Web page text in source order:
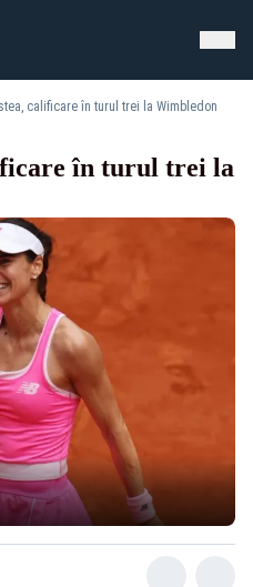
calificare în turul trei la Wimbledon
în turul trei la